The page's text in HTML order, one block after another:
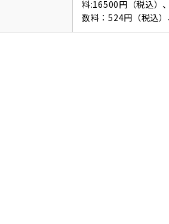
料:16500円（税込）
数料：524円（税込